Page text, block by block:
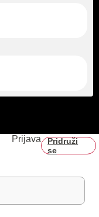
Prijava
Pridruži
se